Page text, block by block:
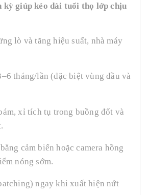
kỳ giúp kéo dài tuổi thọ lớp chịu
lò và tăng hiệu suất, nhà máy
tháng/lần (đặc biệt vùng đầu và
xỉ tích tụ trong buồng đốt và
cảm biến hoặc camera hồng
nóng sớm.
ngay khi xuất hiện nứt